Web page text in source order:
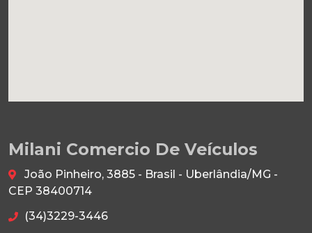
Milani Comercio De Veículos
João Pinheiro, 3885 - Brasil - Uberlândia/MG -
CEP 38400714
(34)3229-3446